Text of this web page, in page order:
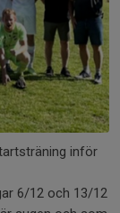
inför
6/12 och 13/12